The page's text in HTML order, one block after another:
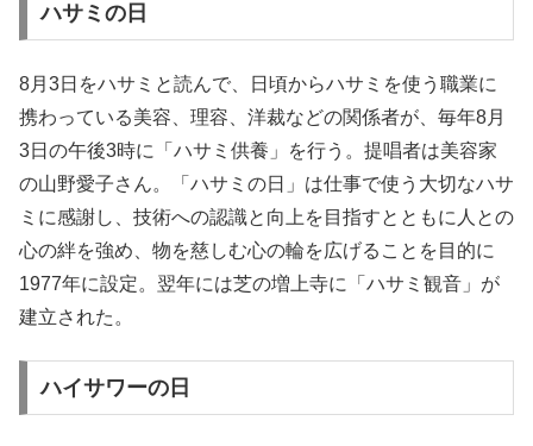
ハサミの日
8月3日をハサミと読んで、日頃からハサミを使う職業に
携わっている美容、理容、洋裁などの関係者が、毎年8月
3日の午後3時に「ハサミ供養」を行う。提唱者は美容家
の山野愛子さん。「ハサミの日」は仕事で使う大切なハサ
ミに感謝し、技術への認識と向上を目指すとともに人との
心の絆を強め、物を慈しむ心の輪を広げることを目的に
1977年に設定。翌年には芝の増上寺に「ハサミ観音」が
建立された。
ハイサワーの日